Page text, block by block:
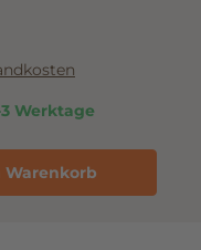
Werktage
Warenkorb